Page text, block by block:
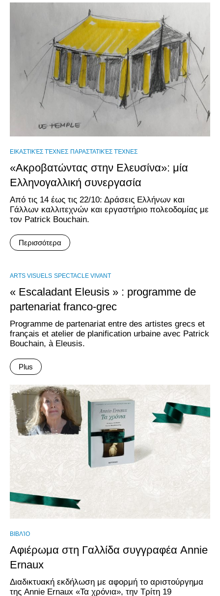
ΕΙΚΑΣΤΙΚΈΣ ΤΈΧΝΕΣ ΠΑΡΑΣΤΑΤΙΚΈΣ ΤΈΧΝΕΣ
«Ακροβατώντας στην Ελευσίνα»: μία
Ελληνογαλλική συνεργασία
Από τις 14 έως τις 22/10: Δράσεις Ελλήνων και
Γάλλων καλλιτεχνών και εργαστήριο πολεοδομίας με
τον Patrick Bouchain.
Περισσότερα
ARTS VISUELS SPECTACLE VIVANT
« Escaladant Eleusis » : programme de
partenariat franco-grec
Programme de partenariat entre des artistes grecs et
français et atelier de planification urbaine avec Patrick
Bouchain, à Eleusis.
Plus
ΒΙΒΛΊΟ
Αφιέρωμα στη Γαλλίδα συγγραφέα Annie
Ernaux
Διαδικτυακή εκδήλωση με αφορμή το αριστούργημα
της Annie Ernaux «Τα χρόνια», την Τρίτη 19